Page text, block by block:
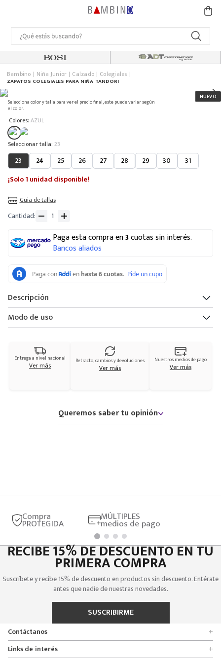
Bambino Niña Junior Calzado Colegiales
ZAPATOS COLEGIALES PARA NIÑA TANDORI
Selecciona color y talla para ver el precio final, este puede variar según
el color.
Colores: AZUL
: 23
23 24 25 26 27 28 29 30
31
¡Solo 1 unidad disponible!
Guia de tallas
Cantidad
Paga esta compra en3cuotas sin interés.
Bancos aliados
Descripción
Modo de uso
Entrega a nivel nacional
Ver más Retracto, cambios y devoluciones
Ver más
Nuestros medios de pago
Ver más
Queremos saber tu opinión
Compra
PROTEGIDA
MÚLTIPLES
medios de pago
RECIBE 15% DE DESCUENTO EN TU
PRIMERA COMPRA
Suscríbete y recibe 15% de descuento en productos sin descuento. Entérate
antes que nadie de nuestras novedades.
SUSCRIBIRME
Contáctanos
+
Encuentra tu tienda
Links de interés +